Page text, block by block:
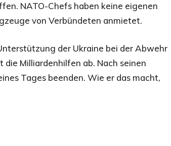
NATO-Chefs haben keine eigenen
von Verbündeten anmietet.
der Ukraine bei der Abwehr
Milliardenhilfen ab. Nach seinen
Tages beenden. Wie er das macht,